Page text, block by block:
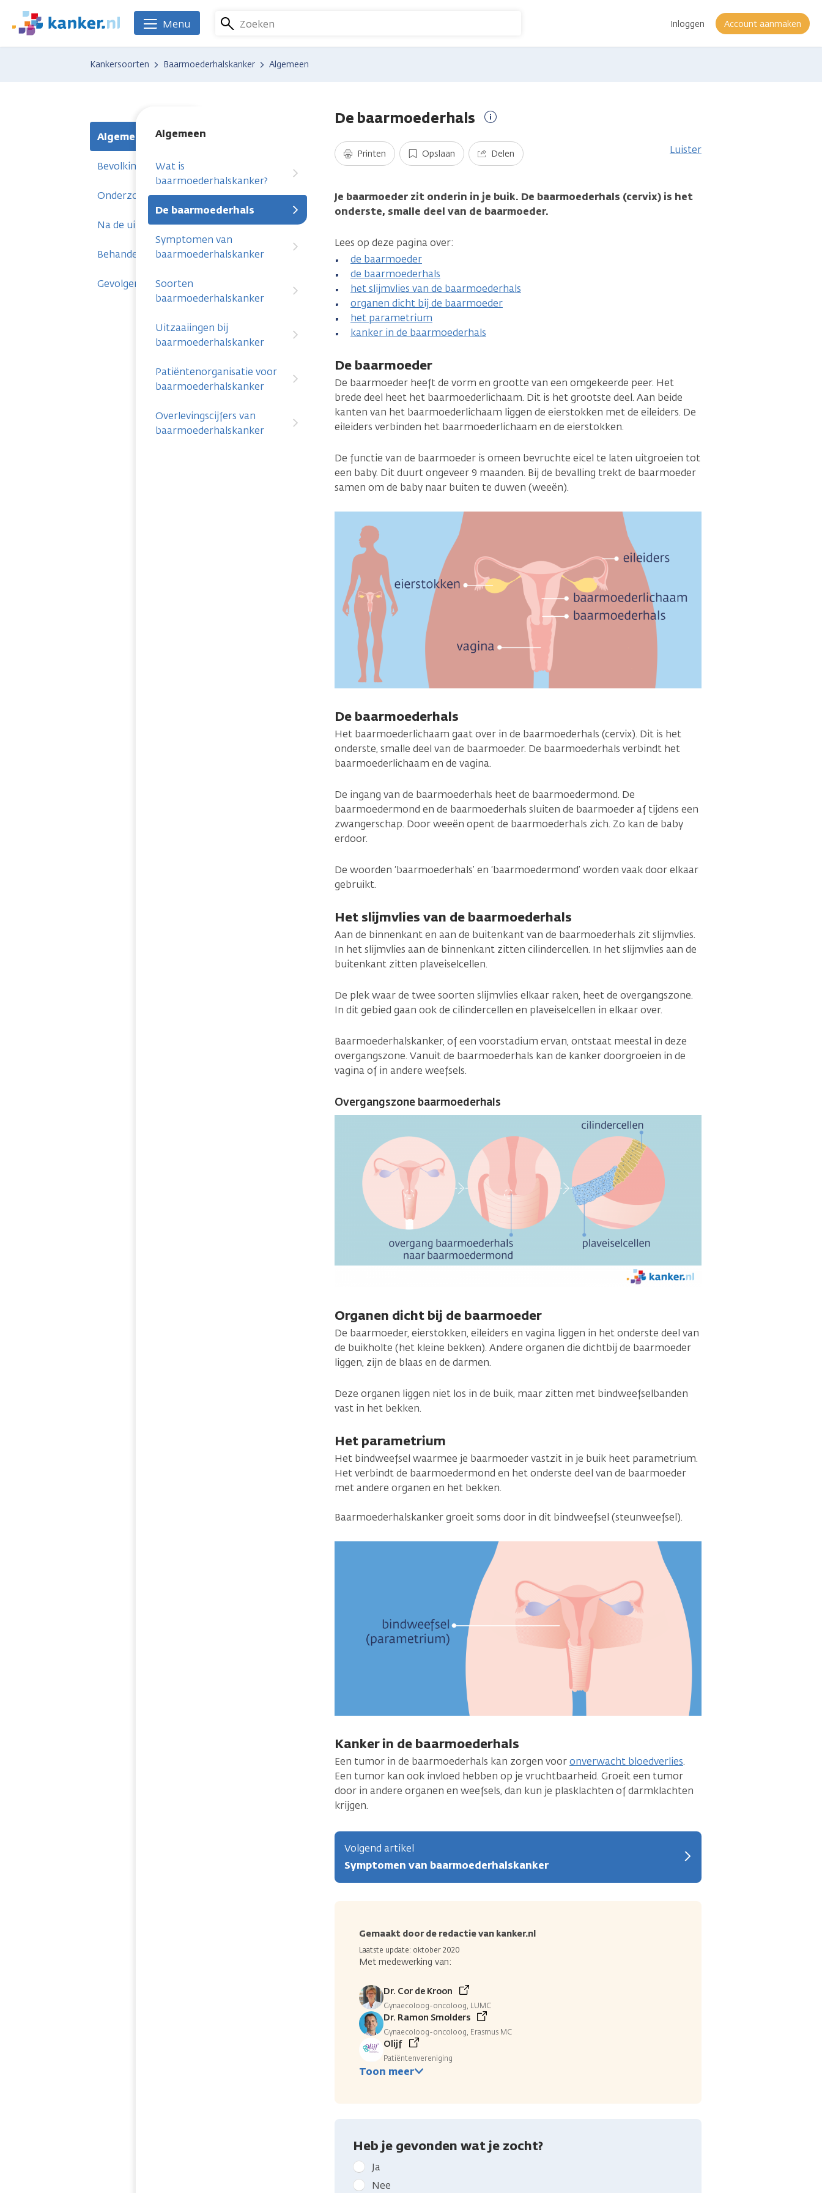
naar
We
zijn
Zoeken Inloggen Account aanmaken
Menu
Kankersoorten Baarmoederhalskanker Algemeen
Algemeen Algemeen
Wat is
baarmoederhalskanker?
De baarmoederhals
Symptomen van
baarmoederhalskanker
Soorten
baarmoederhalskanker
Uitzaaiingen bij
baarmoederhalskanker
Patiëntenorganisatie voor
baarmoederhalskanker
Overlevingscijfers van
baarmoederhalskanker
Bevolkingsonderzoek en voorstadium
Onderzoeken
Na de uitslag
Behandelingen
Gevolgen
De baarmoederhals
informatie
Printen Opslaan Delen Luister
Je baarmoeder zit onderin in je buik. De baarmoederhals (cervix) is het
onderste, smalle deel van de baarmoeder.
Lees op deze pagina over:
de baarmoeder
de baarmoederhals
het slijmvlies van de baarmoederhals
organen dicht bij de baarmoeder
het parametrium
kanker in de baarmoederhals
De baarmoeder
De baarmoeder heeft de vorm en grootte van een omgekeerde peer. Het
brede deel heet het baarmoederlichaam. Dit is het grootste deel. Aan beide
kanten van het baarmoederlichaam liggen de eierstokken met de eileiders. De
eileiders verbinden het baarmoederlichaam en de eierstokken.
De functie van de baarmoeder is omeen bevruchte eicel te laten uitgroeien tot
een baby. Dit duurt ongeveer 9 maanden. Bij de bevalling trekt de baarmoeder
samen om de baby naar buiten te duwen (weeën).
De baarmoederhals
Het baarmoederlichaam gaat over in de baarmoederhals (cervix). Dit is het
onderste, smalle deel van de baarmoeder. De baarmoederhals verbindt het
baarmoederlichaam en de vagina.
De ingang van de baarmoederhals heet de baarmoedermond. De
baarmoedermond en de baarmoederhals sluiten de baarmoeder af tijdens een
zwangerschap. Door weeën opent de baarmoederhals zich. Zo kan de baby
erdoor.
De woorden ‘baarmoederhals’ en ‘baarmoedermond’ worden vaak door elkaar
gebruikt.
Het slijmvlies van de baarmoederhals
Aan de binnenkant en aan de buitenkant van de baarmoederhals zit slijmvlies.
In het slijmvlies aan de binnenkant zitten cilindercellen. In het slijmvlies aan de
buitenkant zitten plaveiselcellen.
De plek waar de twee soorten slijmvlies elkaar raken, heet de overgangszone.
In dit gebied gaan ook de cilindercellen en plaveiselcellen in elkaar over.
Baarmoederhalskanker, of een voorstadium ervan, ontstaat meestal in deze
overgangszone. Vanuit de baarmoederhals kan de kanker doorgroeien in de
vagina of in andere weefsels.
Overgangszone baarmoederhals
Organen dicht bij de baarmoeder
De baarmoeder, eierstokken, eileiders en vagina liggen in het onderste deel van
de buikholte (het kleine bekken). Andere organen die dichtbij de baarmoeder
liggen, zijn de blaas en de darmen.
Deze organen liggen niet los in de buik, maar zitten met bindweefselbanden
vast in het bekken.
Het parametrium
Het bindweefsel waarmee je baarmoeder vastzit in je buik heet parametrium.
Het verbindt de baarmoedermond en het onderste deel van de baarmoeder
met andere organen en het bekken.
Baarmoederhalskanker groeit soms door in dit bindweefsel (steunweefsel).
Kanker in de baarmoederhals
Een tumor in de baarmoederhals kan zorgen vooronverwacht bloedverlies.
Een tumor kan ook invloed hebben op je vruchtbaarheid. Groeit een tumor
door in andere organen en weefsels, dan kun je plasklachten of darmklachten
krijgen.
Volgend artikel
Symptomen van baarmoederhalskanker
Gemaakt door de redactie van kanker.nl
Laatste update: oktober 2020
Met medewerking van:
Dr. Cor de Kroon
Gynaecoloog-oncoloog, LUMC
Dr. Ramon Smolders
Gynaecoloog-oncoloog, Erasmus MC
Olijf
Patiëntenvereniging
Toon meer
Heb je gevonden wat je zocht?
Geef
kanker.nl
Ja
Nee